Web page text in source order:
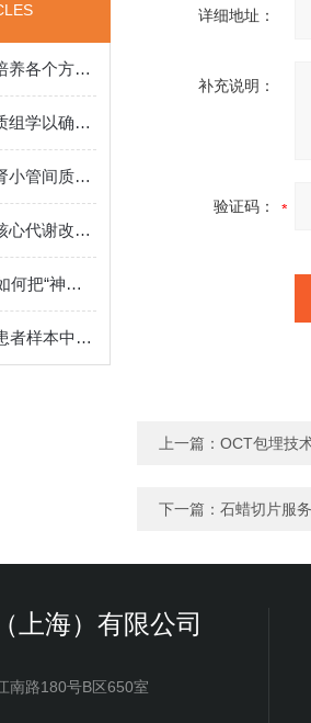
探讨脊髓神经元原代培养各个方面的注意事项
整合代谢组学和蛋白质组学以确定心力衰竭和心房颤动的新型药物靶点
输尿管结扎术诱导的肾小管间质纤维化模型
国自然热点追踪——核心代谢改变如何影响药物驱动的抗肿瘤免疫
组蛋白 H3Q5 单胺化如何把“神经递质波动”转译为“染色质节律”
14例结直肠癌肝转移患者样本中发现治疗新靶点——CTSD
详细地址：
补充说明：
验证码：
上一篇： OCT包埋技
下一篇： 石蜡切片服务
上海）有限公司
南路180号B区650室